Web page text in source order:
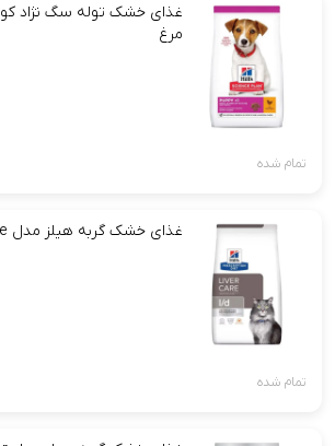
غذای خشک توله سگ نژاد
مرغ
تمام شده
غذای خشک گربه هیلز مدل Liver Care
تمام شده